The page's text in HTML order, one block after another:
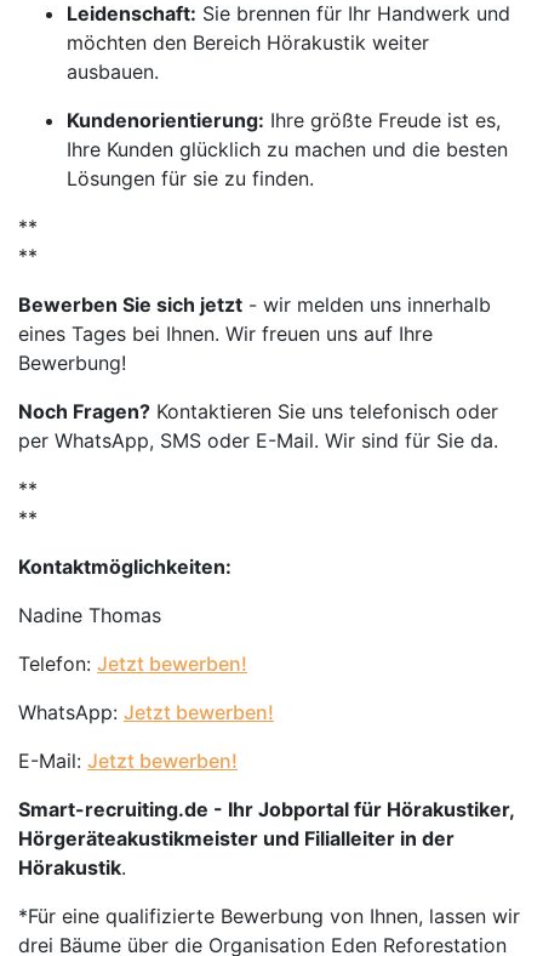
Leidenschaft: Sie brennen für Ihr Handwerk und
möchten den Bereich Hörakustik weiter
ausbauen.
Kundenorientierung: Ihre größte Freude ist es,
Ihre Kunden glücklich zu machen und die besten
Lösungen für sie zu finden.
**
**
Bewerben Sie sich jetzt - wir melden uns innerhalb
eines Tages bei Ihnen. Wir freuen uns auf Ihre
Bewerbung!
Noch Fragen? Kontaktieren Sie uns telefonisch oder
per WhatsApp, SMS oder E-Mail. Wir sind für Sie da.
**
**
Kontaktmöglichkeiten:
Nadine Thomas
Telefon: Jetzt bewerben!
WhatsApp: Jetzt bewerben!
E-Mail: Jetzt bewerben!
Smart-recruiting.de - Ihr Jobportal für Hörakustiker,
Hörgeräteakustikmeister und Filialleiter in der
Hörakustik.
*Für eine qualifizierte Bewerbung von Ihnen, lassen wir
drei Bäume über die Organisation Eden Reforestation